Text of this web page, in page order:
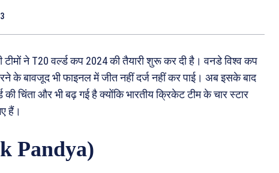
ने T20 वर्ल्ड कप 2024 की तैयारी शुरू कर दी है। वनडे विश्व कप
के बावजूद भी फाइनल में जीत नहीं दर्ज नहीं कर पाई। अब इसके बाद
चिंता और भी बढ़ गई है क्योंकि भारतीय क्रिकेट टीम के चार स्टार
हैं।
Pandya)